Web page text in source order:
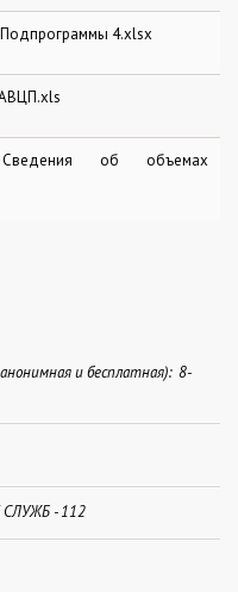
4.xlsx
об объемах
и бесплатная): 8-
- 112